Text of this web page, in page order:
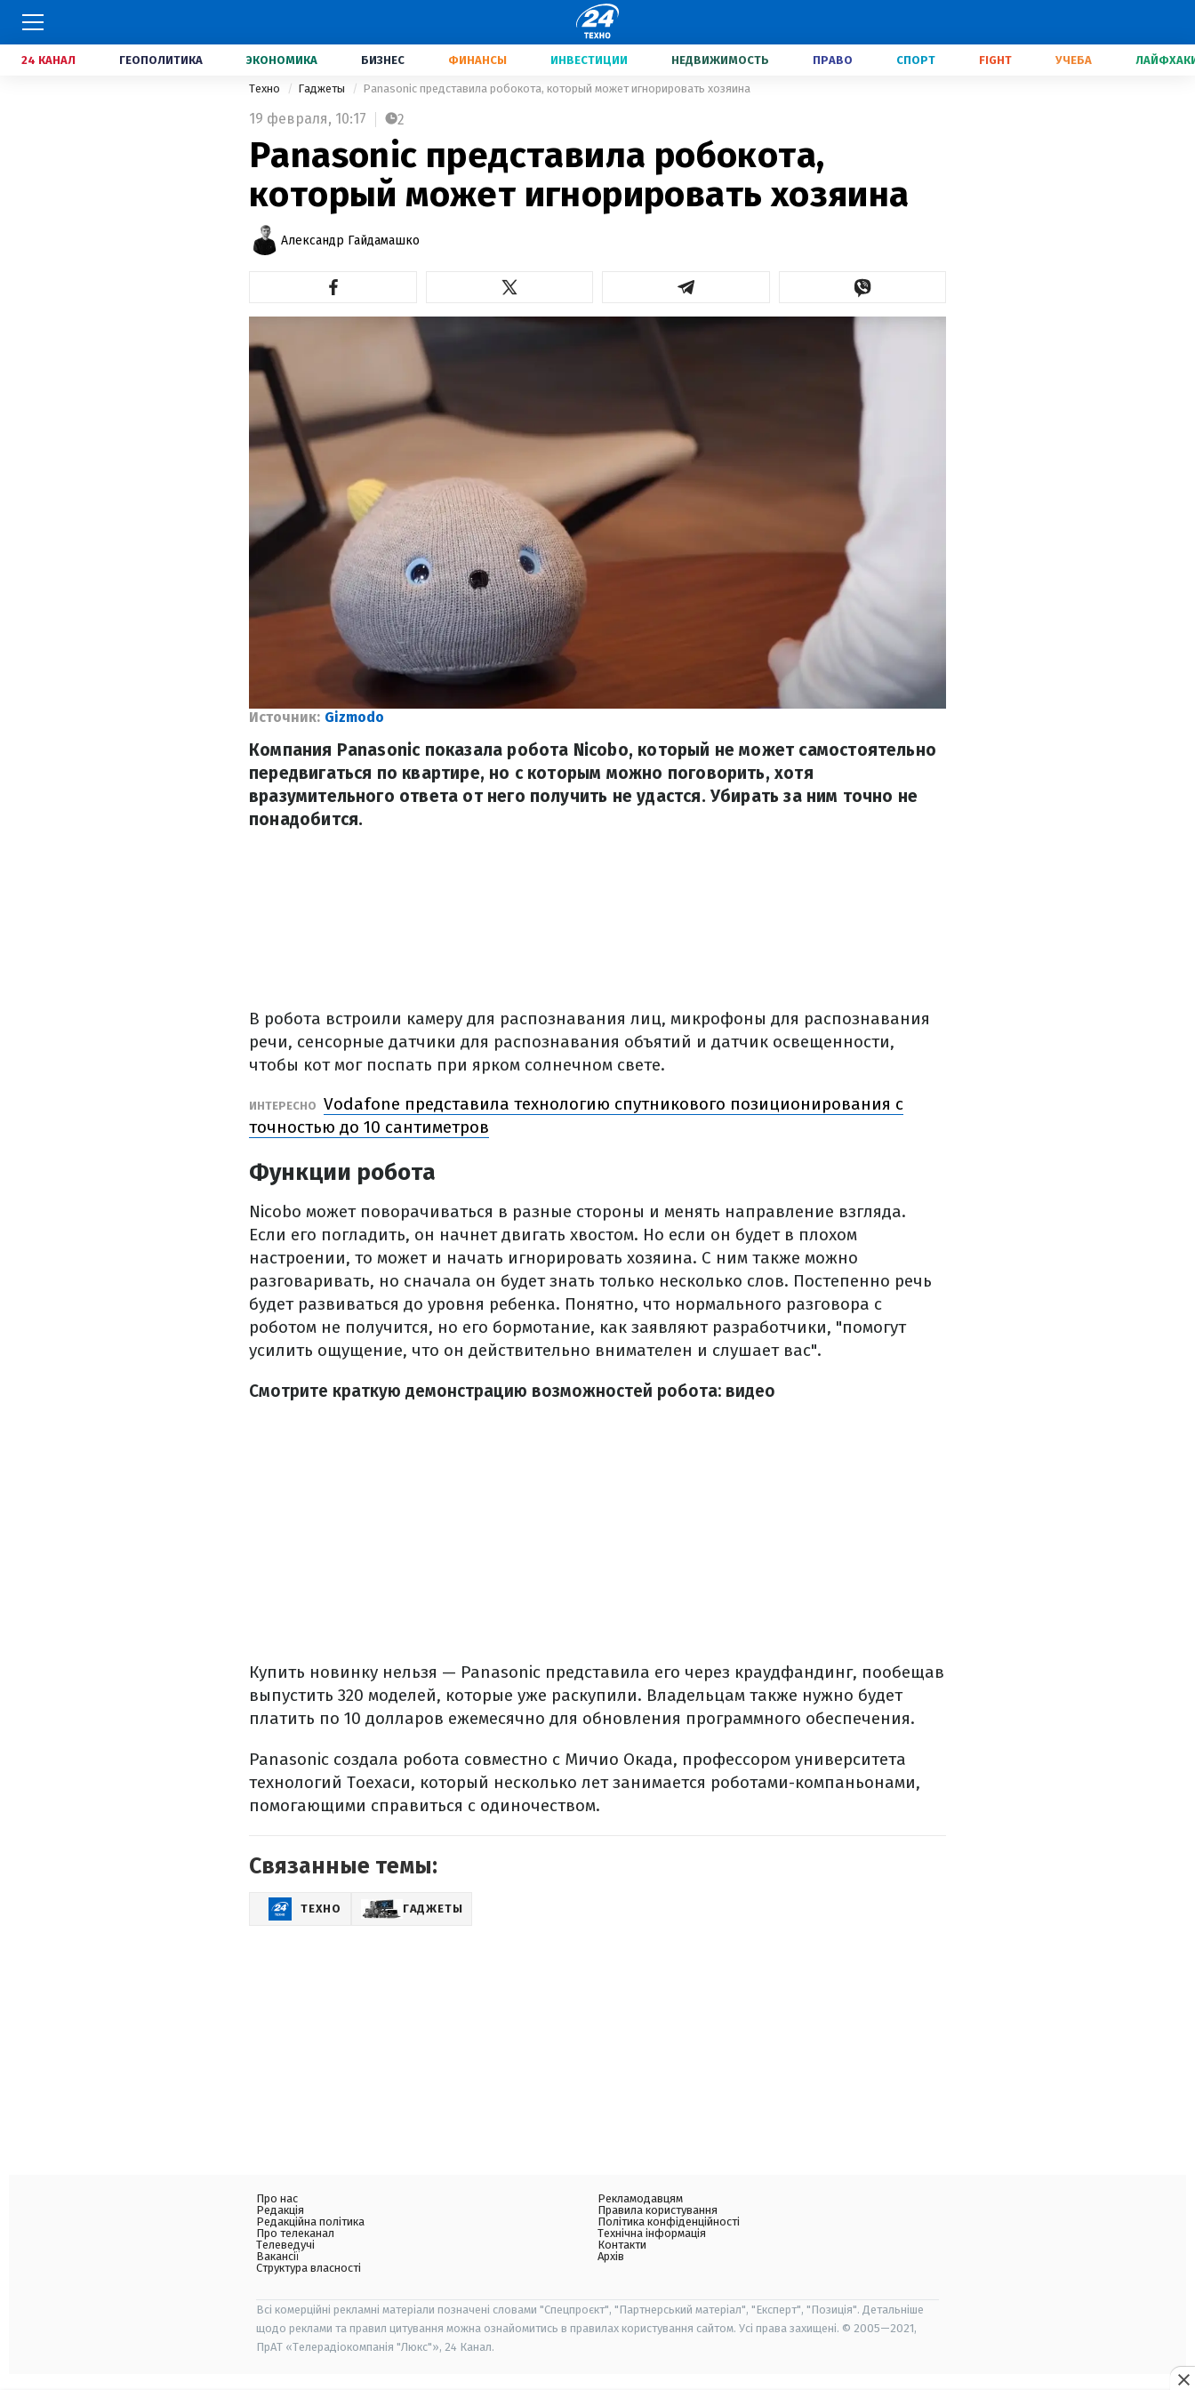
24 КАНАЛ ГЕОПОЛИТИКА ЭКОНОМИКА БИЗНЕС ФИНАНСЫ ИНВЕСТИЦИИ НЕДВИЖИМОСТЬ ПРАВО СПОРТ FIGHT УЧЕБА
Техно Гаджеты Panasonic представила робокота, который может игнорировать хозяина
19 февраля, 10:17 2
Panasonic представила робокота,
который может игнорировать хозяина
Александр Гайдамашко
Источник: Gizmodo
Компания Panasonic показала робота Nicobo, который не может самостоятельно
передвигаться по квартире, но с которым можно поговорить, хотя
вразумительного ответа от него получить не удастся. Убирать за ним точно не
понадобится.
В робота встроили камеру для распознавания лиц, микрофоны для распознавания
речи, сенсорные датчики для распознавания объятий и датчик освещенности,
чтобы кот мог поспать при ярком солнечном свете.
ИНТЕРЕСНО Vodafone представила технологию спутникового позиционирования с
точностью до 10 сантиметров
Функции робота
Nicobo может поворачиваться в разные стороны и менять направление взгляда.
Если его погладить, он начнет двигать хвостом. Но если он будет в плохом
настроении, то может и начать игнорировать хозяина. С ним также можно
разговаривать, но сначала он будет знать только несколько слов. Постепенно речь
будет развиваться до уровня ребенка. Понятно, что нормального разговора с
роботом не получится, но его бормотание, как заявляют разработчики, "помогут
усилить ощущение, что он действительно внимателен и слушает вас".
Смотрите краткую демонстрацию возможностей робота: видео
Купить новинку нельзя — Panasonic представила его через краудфандинг, пообещав
выпустить 320 моделей, которые уже раскупили. Владельцам также нужно будет
платить по 10 долларов ежемесячно для обновления программного обеспечения.
Panasonic создала робота совместно с Мичио Окада, профессором университета
технологий Тоехаси, который несколько лет занимается роботами-компаньонами,
помогающими справиться с одиночеством.
Связанные темы:
ТЕХНО ГАДЖЕТЫ
Про нас
Редакція
Редакційна політика
Про телеканал
Телеведучі
Вакансії
Структура власності
Рекламодавцям
Правила користування
Політика конфіденційності
Технічна інформація
Контакти
Архів
Всі комерційні рекламні матеріали позначені словами "Спецпроєкт", "Партнерський матеріал", "Експерт", "Позиція". Детальніше
щодо реклами та правил цитування можна ознайомитись в правилах користування сайтом. Усі права захищені. © 2005—2021,
ПрАТ «Телерадіокомпанія "Люкс"», 24 Канал.